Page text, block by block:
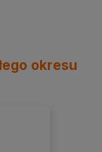
okresu